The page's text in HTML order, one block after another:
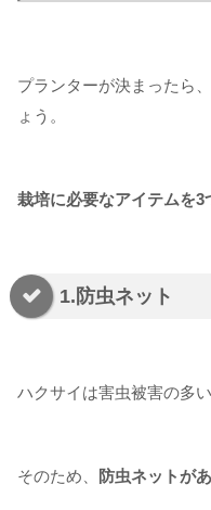
プランターが決まったら
ょう。
栽培に必要なアイテムを3
1.防虫ネット
ハクサイは害虫被害の多い
そのため、 防虫ネットが